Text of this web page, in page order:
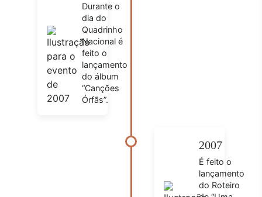
Durante o
dia do
Quadrinho
Nacional é
feito o
lançamento
do álbum
“Canções
Órfãs”.
2007
É feito o
lançamento
do Roteiro